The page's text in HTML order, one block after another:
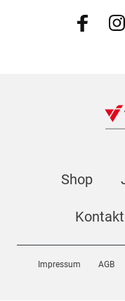
Shop
Kontakt
Impressum AGB